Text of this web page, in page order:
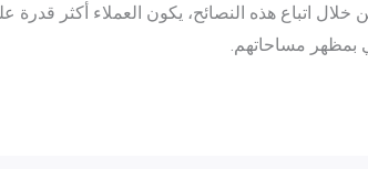
اتباع هذه النصائح، يكون العملاء أكثر قدرة
بمظهر مساحاتهم.